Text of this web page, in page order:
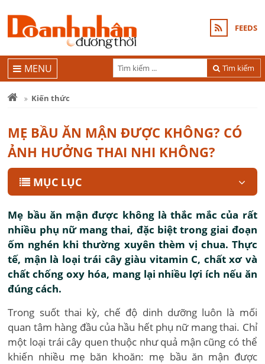
FEEDS
Tìm kiếm
MENU
Kiến thức
MẸ BẦU ĂN MẬN ĐƯỢC KHÔNG? CÓ
ẢNH HƯỞNG THAI NHI KHÔNG?
MỤC LỤC
Mẹ bầu ăn mận được không là thắc mắc của rất
nhiều phụ nữ mang thai, đặc biệt trong giai đoạn
ốm nghén khi thường xuyên thèm vị chua. Thực
tế, mận là loại trái cây giàu vitamin C, chất xơ và
chất chống oxy hóa, mang lại nhiều lợi ích nếu ăn
đúng cách.
Trong suốt thai kỳ, chế độ dinh dưỡng luôn là mối
quan tâm hàng đầu của hầu hết phụ nữ mang thai. Chỉ
một loại trái cây quen thuộc như quả mận cũng có thể
khiến nhiều mẹ băn khoăn: mẹ bầu ăn mận được